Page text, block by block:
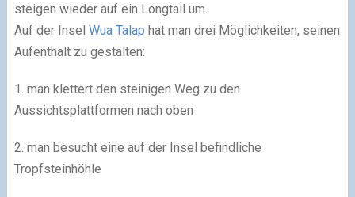
steigen wieder auf ein Longtail um.
Auf der Insel Wua Talap hat man drei Möglichkeiten, seinen
Aufenthalt zu gestalten:
1. man klettert den steinigen Weg zu den
Aussichtsplattformen nach oben
2. man besucht eine auf der Insel befindliche
Tropfsteinhöhle